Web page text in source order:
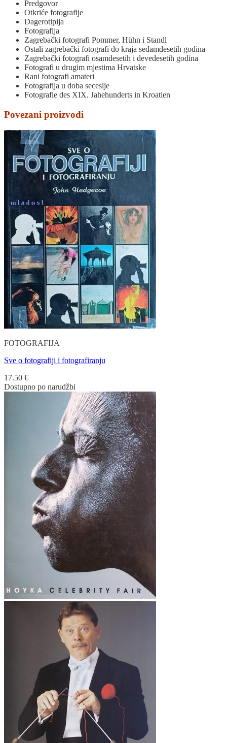
Predgovor
Otkriće fotografije
Dagerotipija
Fotografija
Zagrebački fotografi Pommer, Hühn i Standl
Ostali zagrebački fotografi do kraja sedamdesetih godina
Zagrebački fotografi osamdesetih i devedesetih godina
Fotografi u drugim mjestima Hrvatske
Rani fotografi amateri
Fotografija u doba secesije
Fotografie des XIX. Jahehunderts in Kroatien
Povezani proizvodi
FOTOGRAFIJA
Sve o fotografiji i fotografiranju
17.50 €
Dostupno po narudžbi